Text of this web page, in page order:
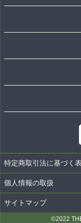
特定商取引法に基づく
個人情報の取扱
サイトマップ
©2022